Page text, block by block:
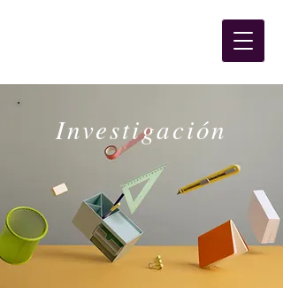
Investigación